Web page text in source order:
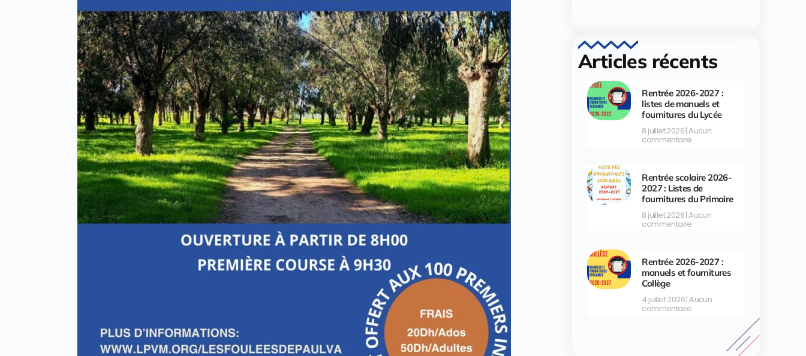
Articles récents
Rentrée 2026-2027 :
listes de manuels et
fournitures du Lycée
8 juillet 2026 Aucun
commentaire
Rentrée scolaire 2026-
2027 : Listes de
fournitures du Primaire
8 juillet 2026 Aucun
commentaire
Rentrée 2026-2027 :
manuels et fournitures
Collège
4 juillet 2026 Aucun
commentaire